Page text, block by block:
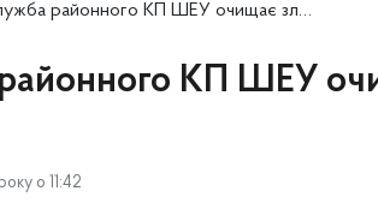
районного КП ШЕУ очищає зливоприймальну мережу
КП ШЕУ
о 11:42